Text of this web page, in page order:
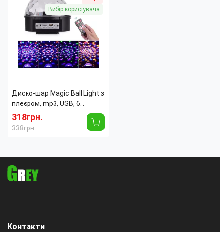
Вибір користувача
Диско-шар Magic Ball Light з
плеєром, mp3, USB, 6
кольорів, з пультом ДК, 20
Вт
318грн.
338грн.
Упаковка:
Потребляемая
Контакти